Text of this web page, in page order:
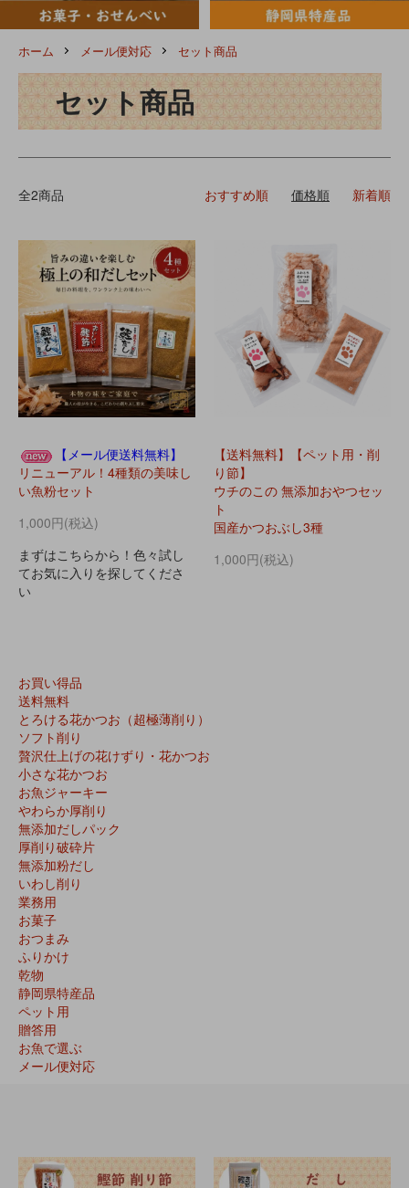
ホーム メール便対応 セット商品
セット商品
全2商品 おすすめ順 価格順 新着順
【メール便送料無料】
リニューアル！4種類の美味し
い魚粉セット
1,000円(税込)
まずはこちらから！色々試し
てお気に入りを探してくださ
い
【送料無料】【ペット用・削
り節】
ウチのこの 無添加おやつセッ
ト
国産かつおぶし3種
1,000円(税込)
お買い得品
送料無料
とろける花かつお（超極薄削り）
ソフト削り
贅沢仕上げの花けずり・花かつお
小さな花かつお
お魚ジャーキー
やわらか厚削り
無添加だしパック
厚削り破砕片
無添加粉だし
いわし削り
業務用
お菓子
おつまみ
ふりかけ
乾物
静岡県特産品
ペット用
贈答用
お魚で選ぶ
メール便対応